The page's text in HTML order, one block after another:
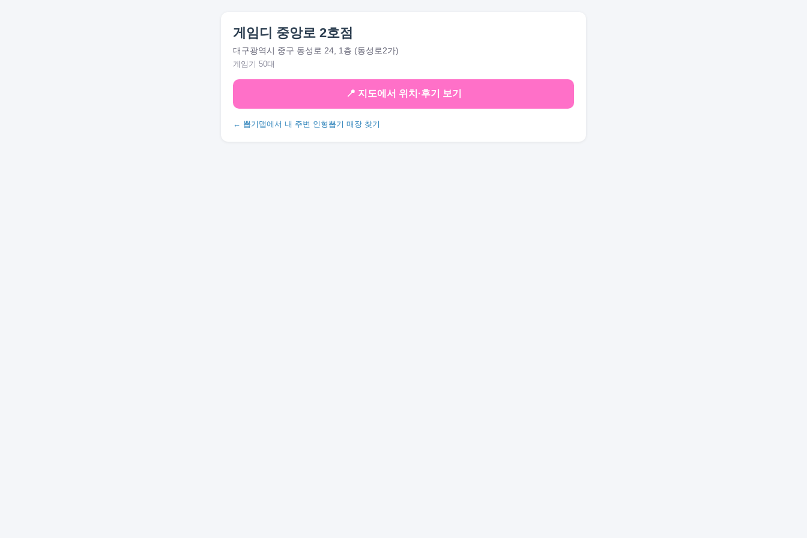
게임디 중앙로 2호점
대구광역시 중구 동성로 24, 1층 (동성로2가)
게임기 50대
📍 지도에서 위치·후기 보기
← 뽑기맵에서 내 주변 인형뽑기 매장 찾기